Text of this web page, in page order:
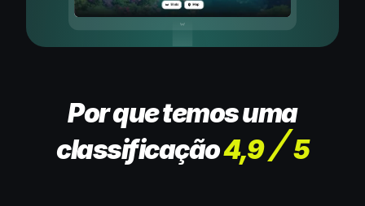
Por que temos uma
classificação4,9 5